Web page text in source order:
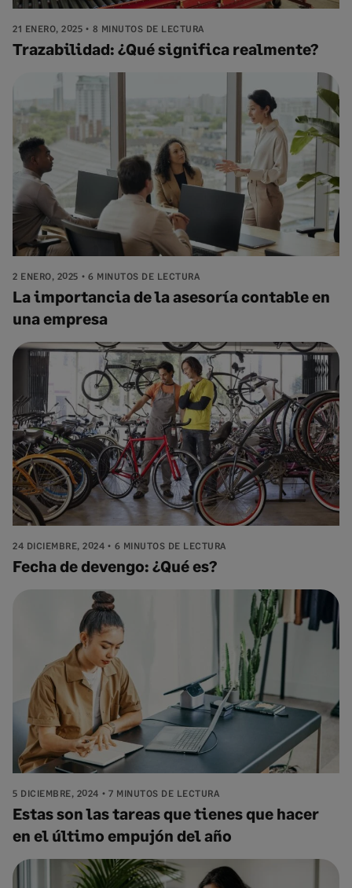
21 ENERO, 2025 8 MINUTOS DE LECTURA
Trazabilidad: ¿Qué significa realmente?
2 ENERO, 2025 6 MINUTOS DE LECTURA
La importancia de la asesoría contable en
una empresa
24 DICIEMBRE, 2024 6 MINUTOS DE LECTURA
Fecha de devengo: ¿Qué es?
5 DICIEMBRE, 2024 7 MINUTOS DE LECTURA
Estas son las tareas que tienes que hacer
en el último empujón del año